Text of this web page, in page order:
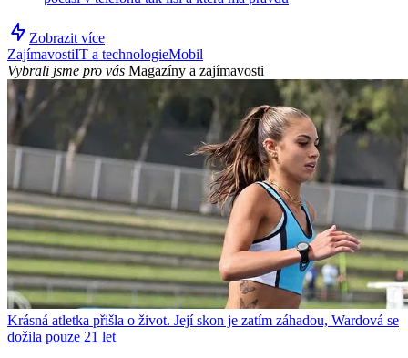
Zobrazit více
ZajímavostiIT a technologieMobil
Vybrali jsme pro vás Magazíny a zajímavosti
Krásná atletka přišla o život. Její skon je zatím záhadou, Wardová se
dožila pouze 21 let